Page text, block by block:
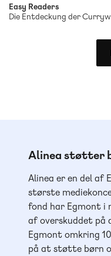
Easy Readers
Die Entdeckung der
Alinea støtter
Alinea er en del af
største
fond har Egmont i
af overskuddet på
Egmont omkring
på at støtte børn